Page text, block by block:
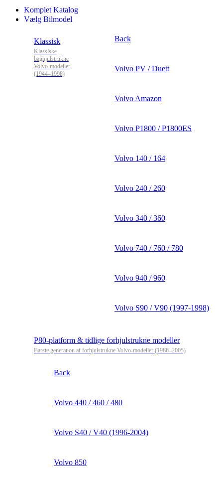
Komplet Katalog
Vælg Bilmodel
Klassisk
Klassiske
baghjulstrukne
Volvo-modeller
(1944–1998)
Back
Volvo PV / Duett
Volvo Amazon
Volvo P1800 / P1800ES
Volvo 140 / 164
Volvo 240 / 260
Volvo 340 / 360
Volvo 740 / 760 / 780
Volvo 940 / 960
Volvo S90 / V90 (1997-1998)
P80-platform & tidlige forhjulstrukne modeller
Første generation af forhjulstrukne Volvo-modeller (1986–2005)
Back
Volvo 440 / 460 / 480
Volvo S40 / V40 (1996-2004)
Volvo 850